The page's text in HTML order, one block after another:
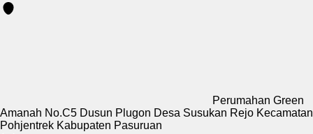
Perumahan Green
Amanah No.C5 Dusun Plugon Desa Susukan Rejo Kecamatan
Pohjentrek Kabupaten Pasuruan